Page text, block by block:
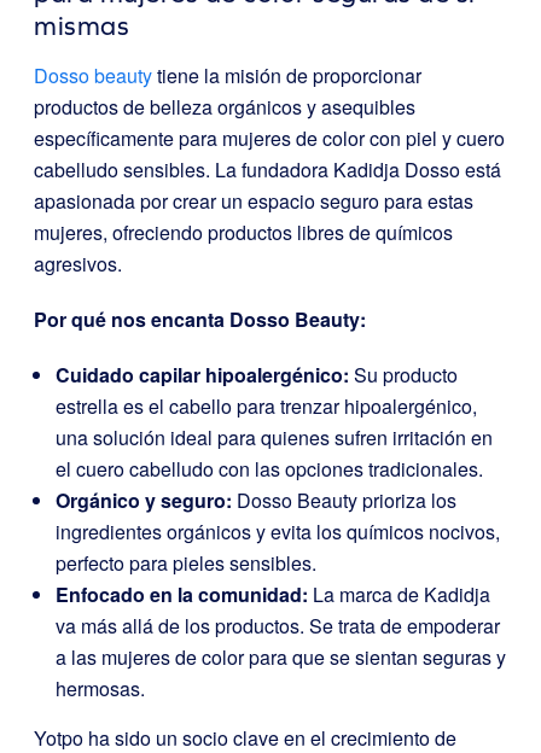
mismas
Dosso beautytiene la misión de proporcionar
productos de belleza orgánicos y asequibles
específicamente para mujeres de color con piel y cuero
cabelludo sensibles. La fundadora Kadidja Dosso está
apasionada por crear un espacio seguro para estas
mujeres, ofreciendo productos libres de químicos
agresivos.
Por qué nos encanta Dosso Beauty:
Cuidado capilar hipoalergénico: Su producto
estrella es el cabello para trenzar hipoalergénico,
una solución ideal para quienes sufren irritación en
el cuero cabelludo con las opciones tradicionales.
Orgánico y seguro: Dosso Beauty prioriza los
ingredientes orgánicos y evita los químicos nocivos,
perfecto para pieles sensibles.
Enfocado en la comunidad: La marca de Kadidja
va más allá de los productos. Se trata de empoderar
a las mujeres de color para que se sientan seguras y
hermosas.
Yotpo ha sido un socio clave en el crecimiento de